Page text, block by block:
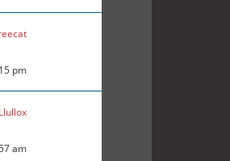
pm
Llullox
am